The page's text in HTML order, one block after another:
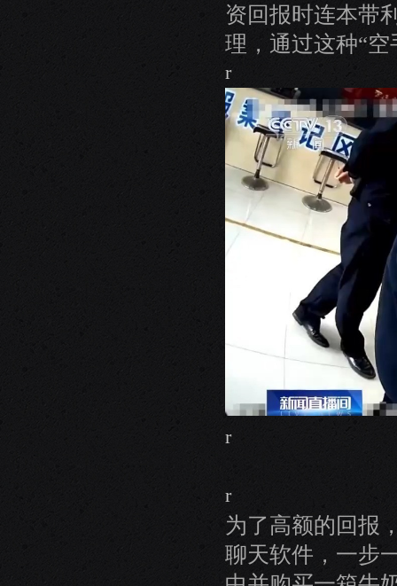
资回报时连本带
理，通过这种“
r
r
r
为了高额的回报
聊天软件，一步